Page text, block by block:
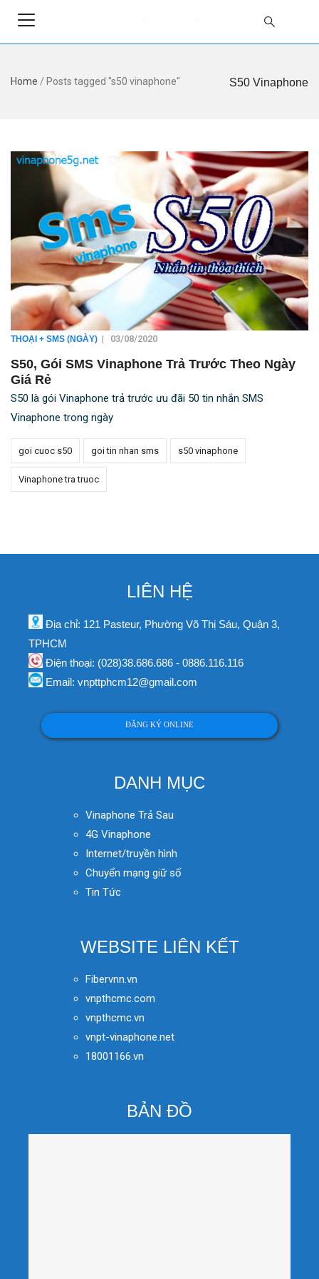
S50 Vinaphone
Home / Posts tagged "s50 vinaphone"
THOẠI + SMS (NGÀY) | 03/08/2020
S50, Gói SMS Vinaphone Trả Trước Theo Ngày
Giá Rẻ
S50 là gói Vinaphone trả trước ưu đãi 50 tin nhắn SMS
Vinaphone trong ngày
goi cuoc s50 goi tin nhan sms s50 vinaphone
Vinaphone tra truoc
LIÊN HỆ
Địa chỉ: 121 Pasteur, Phường Võ Thị Sáu, Quận 3,
TPHCM
Điện thoại: (028)38.686.686 - 0886.116.116
Email: vnpttphcm12@gmail.com
ĐĂNG KÝ ONLINE
DANH MỤC
Vinaphone Trả Sau
4G Vinaphone
Internet/truyền hình
Chuyển mạng giữ số
Tin Tức
WEBSITE LIÊN KẾT
Fibervnn.vn
vnpthcmc.com
vnpthcmc.vn
vnpt-vinaphone.net
18001166.vn
BẢN ĐỒ